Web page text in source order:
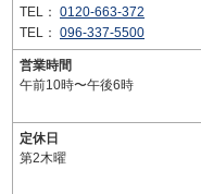
TEL： 0120-663-372
TEL： 096-337-5500
営業時間
午前10時〜午後6時
定休日
第2木曜